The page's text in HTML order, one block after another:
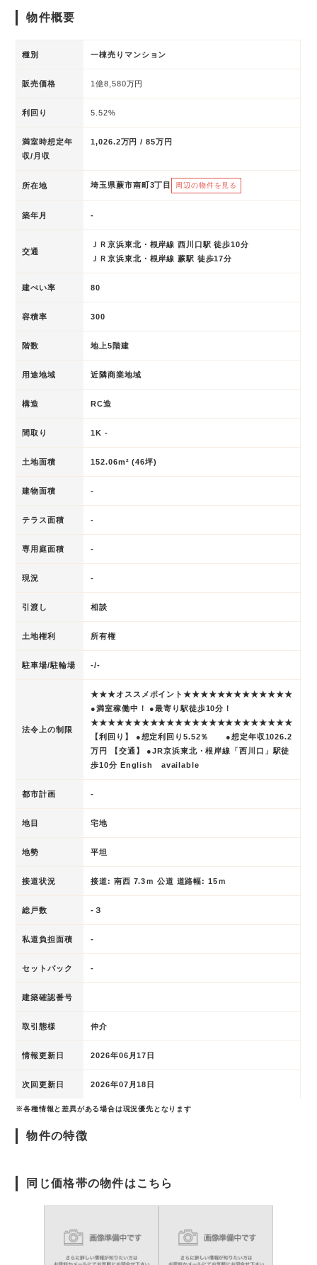
物件概要
種別 一棟売りマンション
販売価格 1億8,580万円
利回り 5.52%
満室時想定年
収/月収
1,026.2万円 / 85万円
所在地 埼玉県蕨市南町3丁目 周辺の物件を見る
築年月 -
交通
ＪＲ京浜東北・根岸線 西川口駅 徒歩10分
ＪＲ京浜東北・根岸線 蕨駅 徒歩17分
建ぺい率 80
容積率 300
階数 地上5階建
用途地域 近隣商業地域
構造 RC造
間取り 1K -
土地面積 152.06m² (46坪)
建物面積 -
テラス面積 -
専用庭面積 -
現況 -
引渡し 相談
土地権利 所有権
駐車場/駐輪場 -/-
法令上の制限
★★★オススメポイント★★★★★★★★★★★★★
●満室稼働中！ ●最寄り駅徒歩10分！
★★★★★★★★★★★★★★★★★★★★★★★★
【利回り】 ●想定利回り5.52％ ●想定年収1026.2
万円 【交通】 ●JR京浜東北・根岸線「西川口」駅徒
歩10分 English available
都市計画 -
地目 宅地
地勢 平坦
接道状況 接道: 南西 7.3ｍ 公道 道路幅: 15ｍ
総戸数 -３
私道負担面積 -
セットバック -
建築確認番号
取引態様 仲介
情報更新日 2026年06月17日
次回更新日 2026年07月18日
※各種情報と差異がある場合は現況優先となります
物件の特徴
同じ価格帯の物件はこちら